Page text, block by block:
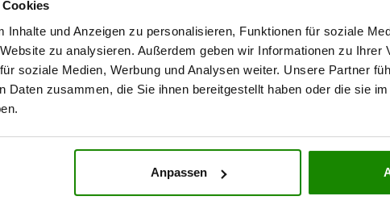
Inhalte und Anzeigen zu personalisieren, Funktionen für soziale
zu analysieren. Außerdem geben wir Informationen zu Ihrer
soziale Medien, Werbung und Analysen weiter. Unsere Partner
Daten zusammen, die Sie ihnen bereitgestellt haben oder die sie
Anpassen